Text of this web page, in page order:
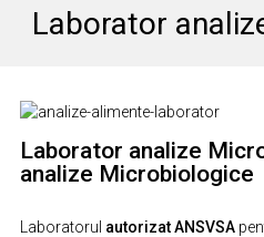
Laborator
Laborator analize
analize Microbiologice
Laboratorul autorizat ANSVSA